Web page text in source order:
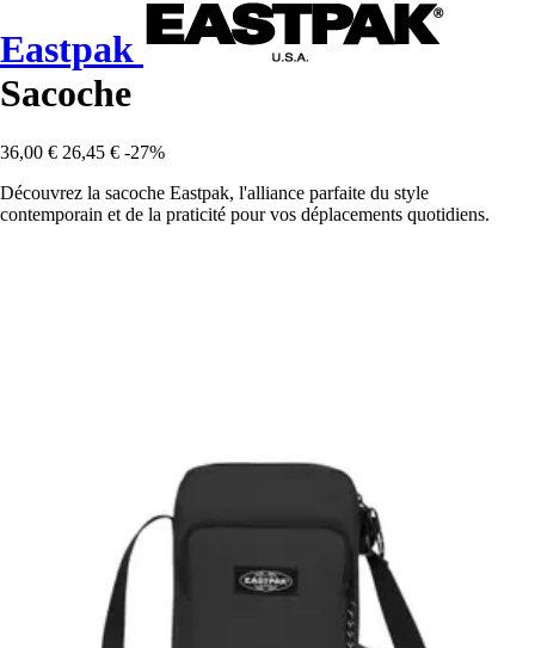
Eastpak
Sacoche
36,00 € 26,45 € -27%
Découvrez la sacoche Eastpak, l'alliance parfaite du style
contemporain et de la praticité pour vos déplacements quotidiens.